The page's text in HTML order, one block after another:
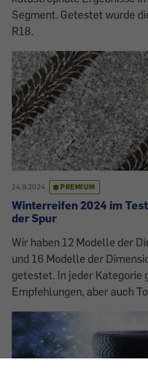
Segment. Getestet wurde
R18.
24.9.2024 PREMIUM
Winterreifen 2024 im
der Spur
Wir haben 12 Modelle der
und 16 Modelle der
getestet. In jeder Kategorie
Empfehlungen, aber auch